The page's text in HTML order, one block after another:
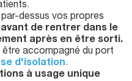
dessus vos propres
de rentrer dans le
après en être sorti.
accompagné du port
d'isolation.
à usage unique